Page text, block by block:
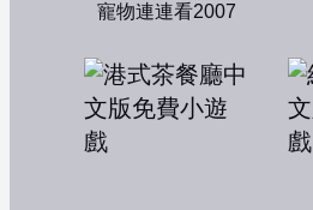
寵物連連看2007